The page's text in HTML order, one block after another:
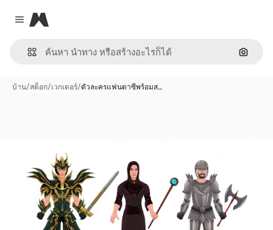
Close menu
Magnific
ค้นหา
บ้าน/สต็อก/เวกเตอร์/ตัวละครแฟนตาซีพร้อมส…